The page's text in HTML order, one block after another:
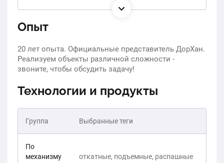
Опыт
20 лет опыта. Официальные представитель ДорХан.
Реализуем объекты различной сложности -
звоните, чтобы обсудить задачу!
Технологии и продукты
Группа Выбранные теги
По
механизму
откатные, подъемные, распашные